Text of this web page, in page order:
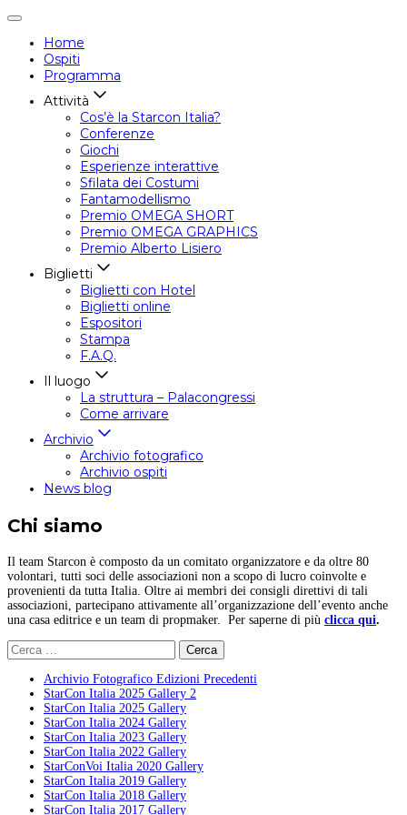
Attiva/disattiva
navigazione
Home
Ospiti
Programma
Attività
Cos’è la Starcon Italia?
Conferenze
Giochi
Esperienze interattive
Sfilata dei Costumi
Fantamodellismo
Premio OMEGA SHORT
Premio OMEGA GRAPHICS
Premio Alberto Lisiero
Biglietti
Biglietti con Hotel
Biglietti online
Espositori
Stampa
F.A.Q.
Il luogo
La struttura – Palacongressi
Come arrivare
Archivio
Archivio fotografico
Archivio ospiti
News blog
Chi siamo
Il team Starcon è composto da un comitato organizzatore e da oltre 80
volontari, tutti soci delle associazioni non a scopo di lucro coinvolte e
provenienti da tutta Italia. Oltre ai membri dei consigli direttivi di tali
associazioni, partecipano attivamente all’organizzazione dell’evento anche
una casa editrice e un team di propmaker. Per saperne di più clicca qui.
Ricerca
per:
Archivio Fotografico Edizioni Precedenti
StarCon Italia 2025 Gallery 2
StarCon Italia 2025 Gallery
StarCon Italia 2024 Gallery
StarCon Italia 2023 Gallery
StarCon Italia 2022 Gallery
StarConVoi Italia 2020 Gallery
StarCon Italia 2019 Gallery
StarCon Italia 2018 Gallery
StarCon Italia 2017 Gallery